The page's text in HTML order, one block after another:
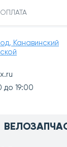
Канавинский
до 19:00